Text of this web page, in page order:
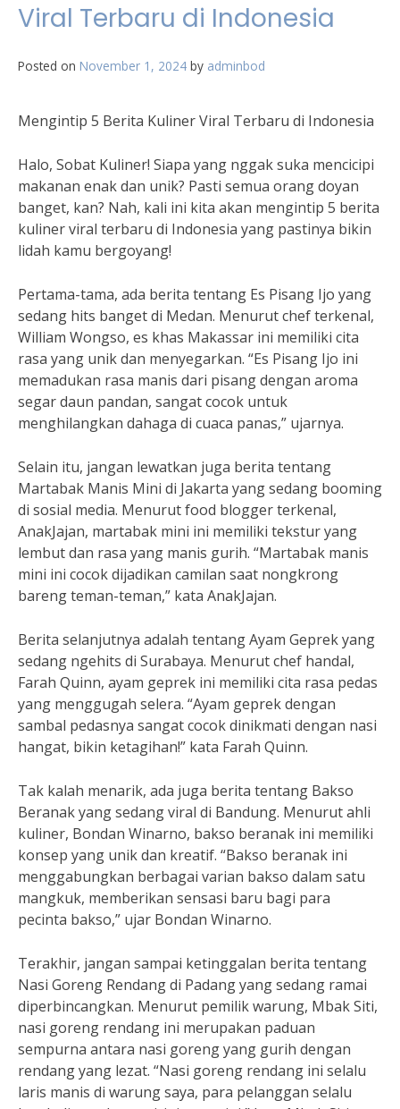
Viral Terbaru di Indonesia
Posted on November 1, 2024 by adminbod
Mengintip 5 Berita Kuliner Viral Terbaru di Indonesia
Halo, Sobat Kuliner! Siapa yang nggak suka mencicipi
makanan enak dan unik? Pasti semua orang doyan
banget, kan? Nah, kali ini kita akan mengintip 5 berita
kuliner viral terbaru di Indonesia yang pastinya bikin
lidah kamu bergoyang!
Pertama-tama, ada berita tentang Es Pisang Ijo yang
sedang hits banget di Medan. Menurut chef terkenal,
William Wongso, es khas Makassar ini memiliki cita
rasa yang unik dan menyegarkan. “Es Pisang Ijo ini
memadukan rasa manis dari pisang dengan aroma
segar daun pandan, sangat cocok untuk
menghilangkan dahaga di cuaca panas,” ujarnya.
Selain itu, jangan lewatkan juga berita tentang
Martabak Manis Mini di Jakarta yang sedang booming
di sosial media. Menurut food blogger terkenal,
AnakJajan, martabak mini ini memiliki tekstur yang
lembut dan rasa yang manis gurih. “Martabak manis
mini ini cocok dijadikan camilan saat nongkrong
bareng teman-teman,” kata AnakJajan.
Berita selanjutnya adalah tentang Ayam Geprek yang
sedang ngehits di Surabaya. Menurut chef handal,
Farah Quinn, ayam geprek ini memiliki cita rasa pedas
yang menggugah selera. “Ayam geprek dengan
sambal pedasnya sangat cocok dinikmati dengan nasi
hangat, bikin ketagihan!” kata Farah Quinn.
Tak kalah menarik, ada juga berita tentang Bakso
Beranak yang sedang viral di Bandung. Menurut ahli
kuliner, Bondan Winarno, bakso beranak ini memiliki
konsep yang unik dan kreatif. “Bakso beranak ini
menggabungkan berbagai varian bakso dalam satu
mangkuk, memberikan sensasi baru bagi para
pecinta bakso,” ujar Bondan Winarno.
Terakhir, jangan sampai ketinggalan berita tentang
Nasi Goreng Rendang di Padang yang sedang ramai
diperbincangkan. Menurut pemilik warung, Mbak Siti,
nasi goreng rendang ini merupakan paduan
sempurna antara nasi goreng yang gurih dengan
rendang yang lezat. “Nasi goreng rendang ini selalu
laris manis di warung saya, para pelanggan selalu